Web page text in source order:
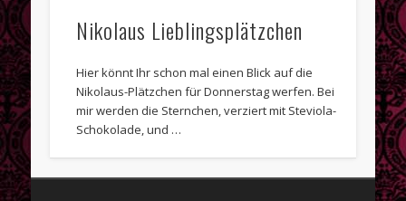
Nikolaus Lieblingsplätzchen
Hier könnt Ihr schon mal einen Blick auf die
Nikolaus-Plätzchen für Donnerstag werfen. Bei
mir werden die Sternchen, verziert mit Steviola-
Schokolade, und …